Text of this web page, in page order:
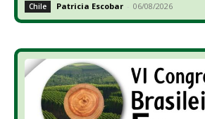
Chile Patricia Escobar - 06/08/2026